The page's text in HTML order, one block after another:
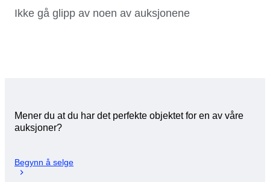
Ikke gå glipp av noen av auksjonene
Mener du at du har det perfekte objektet for en av våre
auksjoner?
Begynn å selge